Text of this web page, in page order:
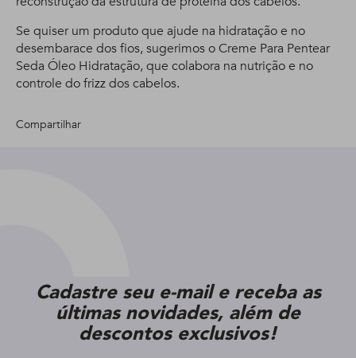
Se quiser um produto que ajude na hidratação e no
desembarace dos fios, sugerimos o Creme Para Pentear
Seda Óleo Hidratação, que colabora na nutrição e no
controle do frizz dos cabelos.
Compartilhar
Cadastre seu e-mail e receba as
últimas novidades, além de
descontos exclusivos!